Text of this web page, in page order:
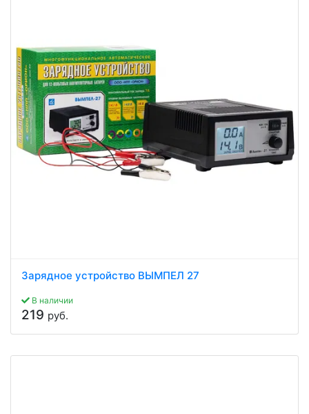
Зарядное устройство ВЫМПЕЛ 27
В наличии
219 руб.